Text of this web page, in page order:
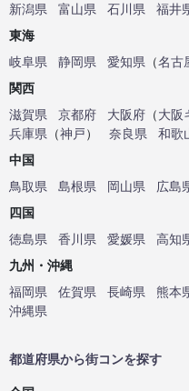
新潟県
富山県 石川県 福井
東海
岐阜県
静岡県 愛知県 （名古
関西
滋賀県
京都府 大阪府 （大阪
兵庫県 （神戸） 奈良県
和歌
中国
鳥取県
島根県 岡山県 広島
四国
徳島県
香川県 愛媛県
高知
九州・沖縄
福岡県
佐賀県 長崎県 熊本
沖縄県
都道府県から街コンを探す